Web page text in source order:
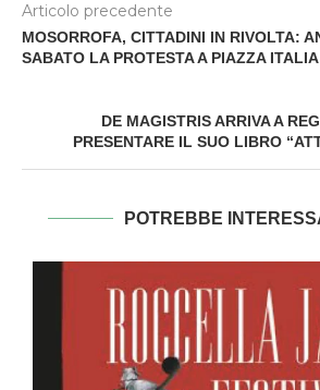
Articolo precedente
MOSORROFA, CITTADINI IN RIVOLTA:
SABATO LA PROTESTA A PIAZZA ITALIA
DE MAGISTRIS ARRIVA A
PRESENTARE IL SUO LIBRO
POTREBBE